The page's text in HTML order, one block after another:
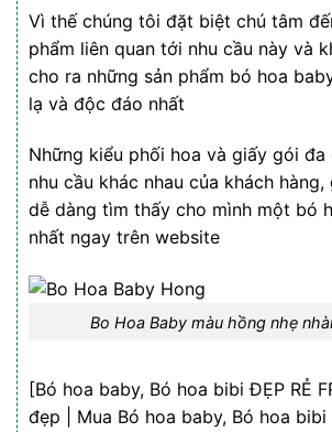
Vì thế chúng tôi đặt biệt chú tâm
phẩm liên quan tới nhu cầu này và
cho ra những sản phẩm bó hoa
lạ và độc đáo nhất
Những kiểu phối hoa và giấy gói
nhu cầu khác nhau của khách
dễ dàng tìm thấy cho mình một bó
nhất ngay trên website
Bo Hoa Baby màu hồng nhẹ
[Bó hoa baby, Bó hoa bibi ĐẸP RẺ
đẹp | Mua Bó hoa baby, Bó hoa